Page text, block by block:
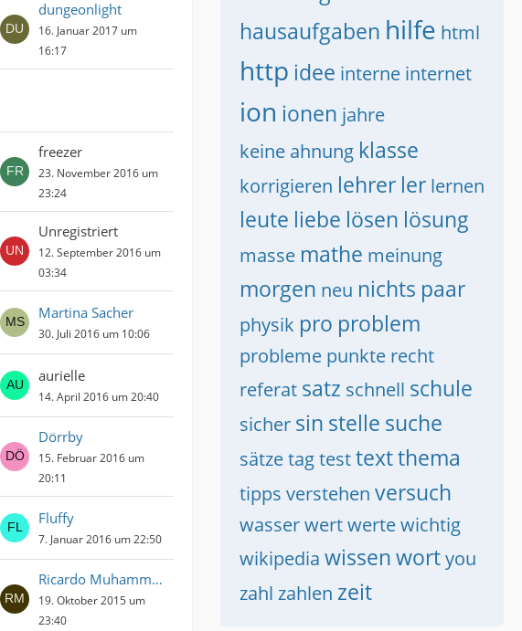
dungeonlight
16. Januar 2017 um
16:17
freezer
23. November 2016 um
23:24
Unregistriert
12. September 2016 um
03:34
Martina Sacher
30. Juli 2016 um 10:06
aurielle
14. April 2016 um 20:40
Dörrby
15. Februar 2016 um
20:11
Fluffy
7. Januar 2016 um 22:50
Ricardo Muhammad
19. Oktober 2015 um
23:40
hausaufgaben hilfe html
http idee interne internet
ion ionen jahre
keine ahnung klasse
korrigieren lehrer ler lernen
leute liebe lösen lösung
masse mathe meinung
morgen neu nichts paar
physik pro problem
probleme punkte recht
referat satz schnell schule
sicher sin stelle suche
sätzetagtesttextthema
tipps verstehen versuch
wasserwertwertewichtig
wikipedia wissenwortyou
zahl zahlen zeit